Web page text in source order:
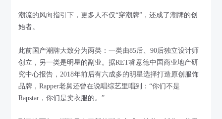
潮流的风向指引下，更多人不仅“穿潮牌”，还成了潮牌的创
始者。
此前国产潮牌大致分为两类：一类由85后、90后独立设计师
创立，另一类是明星的副业。据RET睿意德中国商业地产研
究中心报告，2018年前后有六成多的明星选择打造原创服饰
品牌，Rapper老舅还曾在说唱综艺里唱到：“你们不是
Rapstar，你们是卖衣服的。”